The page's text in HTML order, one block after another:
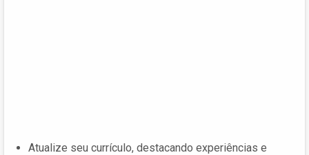
Atualize seu currículo, destacando experiências e